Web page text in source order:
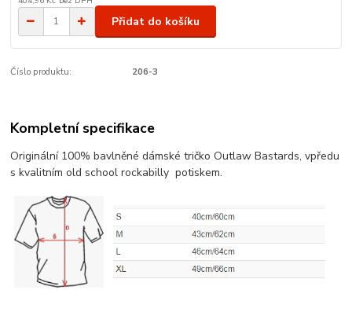
Přidat do košíku
Číslo produktu: 206-3
Kompletní specifikace
Originální 100% bavlněné dámské tričko Outlaw Bastards, vpředu
s kvalitním old school rockabilly potiskem.